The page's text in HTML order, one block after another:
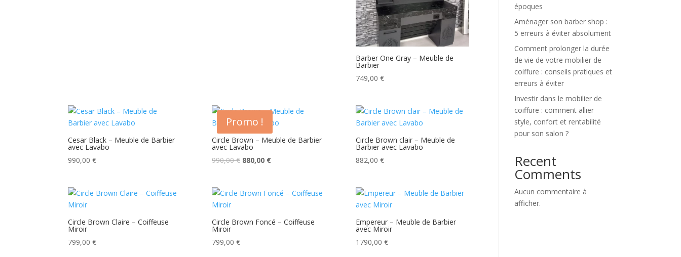
Barber One Gray – Meuble de
Barbier
749,00 €
Cesar Black – Meuble de Barbier
avec Lavabo
990,00€
Promo !
Circle Brown – Meuble de Barbier
avec Lavabo
990,00€ Le
était :
880,00 €Le
est :
Circle Brown clair – Meuble de
Barbier avec Lavabo
882,00 €
Circle Brown Claire – Coiffeuse
Miroir
799,00€
Circle Brown Foncé – Coiffeuse
Miroir
799,00 €
Empereur – Meuble de Barbier
avec Miroir
1790,00 €
époques
Aménager son barber shop :
5 erreurs à éviter absolument
Comment prolonger la durée
de vie de votre mobilier de
coiffure : conseils pratiques et
erreurs à éviter
Investir dans le mobilier de
coiffure : comment allier
style, confort et rentabilité
pour son salon ?
Recent
Comments
Aucun commentaire à
afficher.